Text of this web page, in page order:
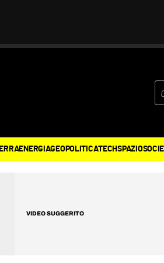
ENERGIAGEOPOLITICATECHSPAZIO
VIDEO SUGGERITO